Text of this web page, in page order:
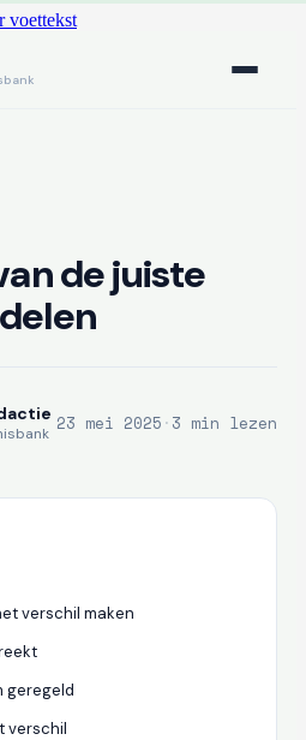
voettekst
de juiste
23 mei 2025 · 3 min lezen
verschil maken
geregeld
verschil